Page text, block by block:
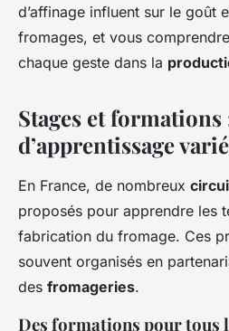
d’affinage influent sur le goût
fromages, et vous
chaque geste dans la
Stages et
d’apprentissage
En France, de nombreux
proposés pour apprendre les
fabrication du fromage. Ces
souvent organisés en
des fromageries.
Des formations pour tous